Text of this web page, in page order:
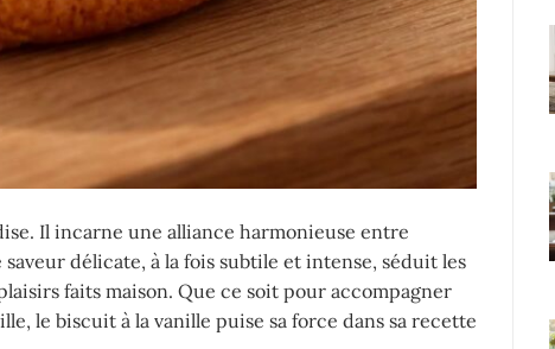
Il incarne une alliance harmonieuse entre
délicate, à la fois subtile et intense, séduit les
faits maison. Que ce soit pour accompagner
le biscuit à la vanille puise sa force dans sa recette